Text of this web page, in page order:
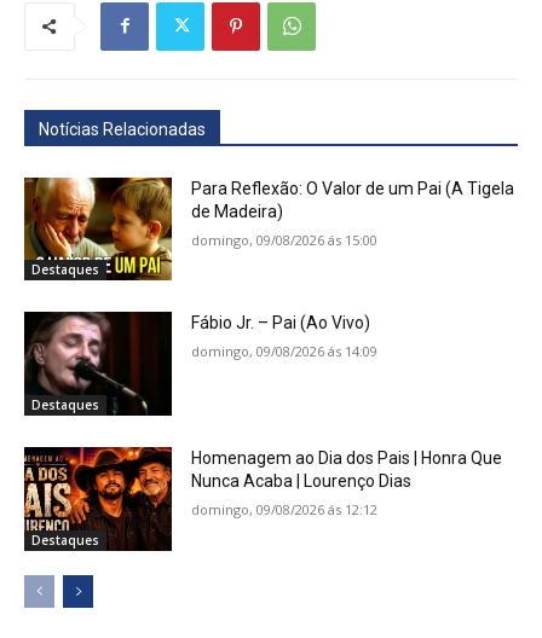
Notícias Relacionadas
Destaques
Para Reflexão: O Valor de um Pai (A Tigela
de Madeira)
domingo, 09/08/2026 ás 15:00
Destaques
Fábio Jr. – Pai (Ao Vivo)
domingo, 09/08/2026 ás 14:09
Destaques
Homenagem ao Dia dos Pais | Honra Que
Nunca Acaba | Lourenço Dias
domingo, 09/08/2026 ás 12:12